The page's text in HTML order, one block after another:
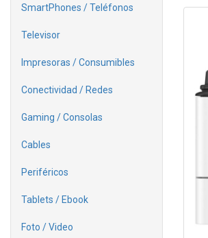
SmartPhones / Teléfonos
Televisor
Impresoras / Consumibles
Conectividad / Redes
Gaming / Consolas
Cables
Periféricos
Tablets / Ebook
Foto / Video